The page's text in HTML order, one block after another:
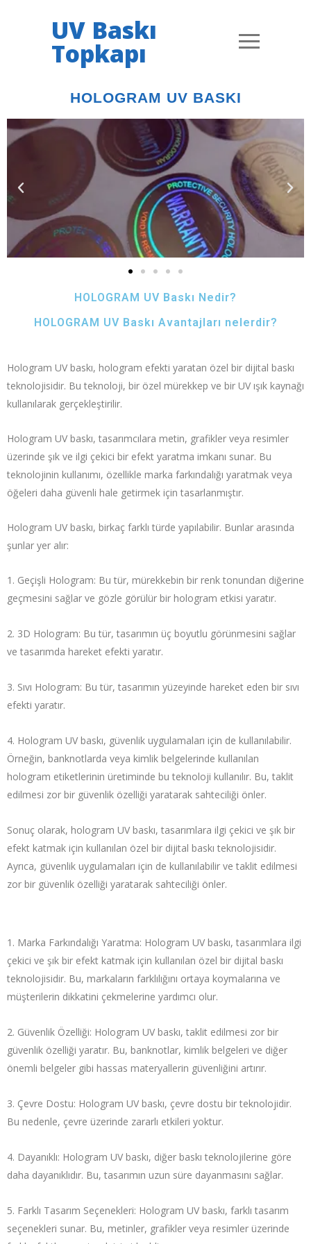
UV Baskı
Topkapı
HOLOGRAM UV BASKI
HOLOGRAM UV Baskı Nedir?
HOLOGRAM UV Baskı Avantajları nelerdir?
Hologram UV baskı, hologram efekti yaratan özel bir dijital baskı
teknolojisidir. Bu teknoloji, bir özel mürekkep ve bir UV ışık kaynağı
kullanılarak gerçekleştirilir.
Hologram UV baskı, tasarımcılara metin, grafikler veya resimler
üzerinde şık ve ilgi çekici bir efekt yaratma imkanı sunar. Bu
teknolojinin kullanımı, özellikle marka farkındalığı yaratmak veya
öğeleri daha güvenli hale getirmek için tasarlanmıştır.
Hologram UV baskı, birkaç farklı türde yapılabilir. Bunlar arasında
şunlar yer alır:
Geçişli Hologram: Bu tür, mürekkebin bir renk tonundan diğerine
geçmesini sağlar ve gözle görülür bir hologram etkisi yaratır.
3D Hologram: Bu tür, tasarımın üç boyutlu görünmesini sağlar
ve tasarımda hareket efekti yaratır.
Sıvı Hologram: Bu tür, tasarımın yüzeyinde hareket eden bir sıvı
efekti yaratır.
Hologram UV baskı, güvenlik uygulamaları için de kullanılabilir.
Örneğin, banknotlarda veya kimlik belgelerinde kullanılan
hologram etiketlerinin üretiminde bu teknoloji kullanılır. Bu, taklit
edilmesi zor bir güvenlik özelliği yaratarak sahteciliği önler.
Sonuç olarak, hologram UV baskı, tasarımlara ilgi çekici ve şık bir
efekt katmak için kullanılan özel bir dijital baskı teknolojisidir.
Ayrıca, güvenlik uygulamaları için de kullanılabilir ve taklit edilmesi
zor bir güvenlik özelliği yaratarak sahteciliği önler.
Marka Farkındalığı Yaratma: Hologram UV baskı, tasarımlara ilgi
çekici ve şık bir efekt katmak için kullanılan özel bir dijital baskı
teknolojisidir. Bu, markaların farklılığını ortaya koymalarına ve
müşterilerin dikkatini çekmelerine yardımcı olur.
Güvenlik Özelliği: Hologram UV baskı, taklit edilmesi zor bir
güvenlik özelliği yaratır. Bu, banknotlar, kimlik belgeleri ve diğer
önemli belgeler gibi hassas materyallerin güvenliğini artırır.
Çevre Dostu: Hologram UV baskı, çevre dostu bir teknolojidir.
Bu nedenle, çevre üzerinde zararlı etkileri yoktur.
Dayanıklı: Hologram UV baskı, diğer baskı teknolojilerine göre
daha dayanıklıdır. Bu, tasarımın uzun süre dayanmasını sağlar.
Farklı Tasarım Seçenekleri: Hologram UV baskı, farklı tasarım
seçenekleri sunar. Bu, metinler, grafikler veya resimler üzerinde